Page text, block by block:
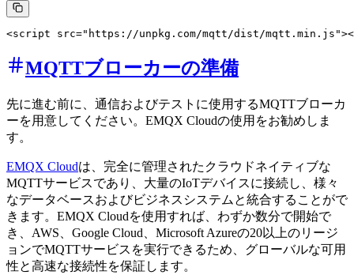
MQTTブローカーの準備
先に進む前に、通信およびテストに使用するMQTTブローカ
ーを用意してください。EMQX Cloudの使用をお勧めしま
す。
EMQX Cloudは、完全に管理されたクラウドネイティブな
MQTTサービスであり、大量のIoTデバイスに接続し、様々
なデータベースおよびビジネスシステムと統合することがで
きます。EMQX Cloudを使用すれば、わずか数分で開始で
き、AWS、Google Cloud、Microsoft Azureの20以上のリージ
ョンでMQTTサービスを実行できるため、グローバルな可用
性と高速な接続性を保証します。